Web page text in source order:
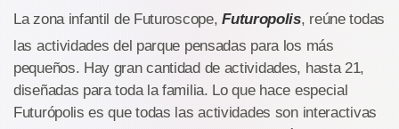
La zona infantil de Futuroscope,Futuropolis, reúne todas
las actividades del parque pensadas para los más
pequeños. Hay gran cantidad de actividades, hasta 21,
diseñadas para toda la familia. Lo que hace especial
Futurópolis es que todas las actividades son interactivas